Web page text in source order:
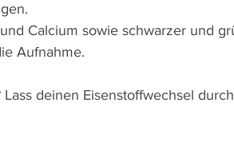
Calcium sowie schwarzer und
Aufnahme.
deinen Eisenstoffwechsel